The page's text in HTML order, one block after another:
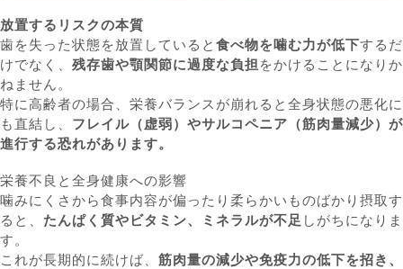
放置するリスクの本質
歯を失った状態を放置していると 食べ物を噛む力が低下するだ
けでなく、 残存歯や顎関節に過度な負担をかけることになりか
ねません。
特に高齢者の場合、栄養バランスが崩れると全身状態の悪化に
も直結し、 フレイル（虚弱）やサルコペニア（筋肉量減少）が
進行する恐れがあります。
栄養不良と全身健康への影響
噛みにくさから食事内容が偏ったり柔らかいものばかり摂取す
ると、 たんぱく質やビタミン、ミネラルが不足 しがちになりま
す。
これが長期的に続けば、 筋肉量の減少や免疫力の低下を招き、